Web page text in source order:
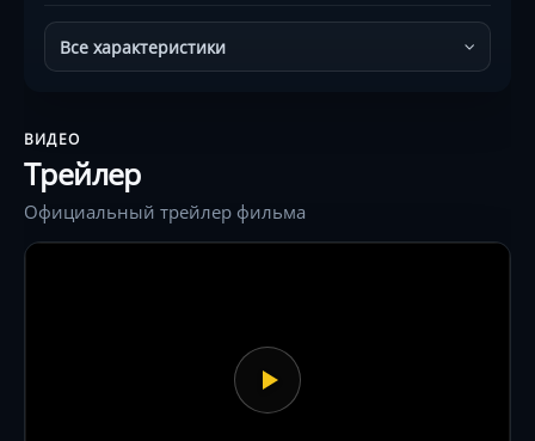
Все характеристики
ВИДЕО
Трейлер
Официальный трейлер фильма